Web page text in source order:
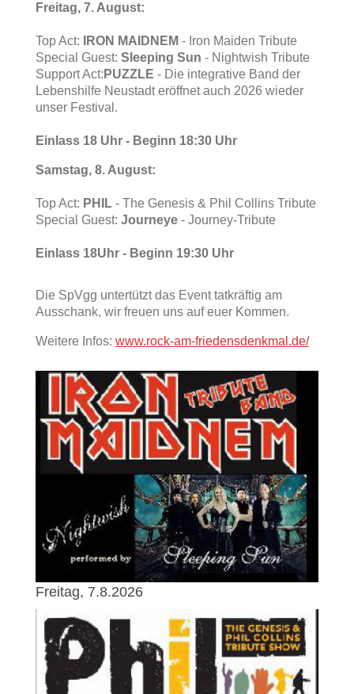
Freitag, 7. August:
Top Act: IRON MAIDNEM - Iron Maiden Tribute
Special Guest: Sleeping Sun - Nightwish Tribute
Support Act: PUZZLE - Die integrative Band der
Lebenshilfe Neustadt eröffnet auch 2026 wieder
unser Festival.
Einlass 18 Uhr - Beginn 18:30 Uhr
Samstag, 8. August:
Top Act: PHIL - The Genesis & Phil Collins Tribute
Special Guest: Journeye - Journey-Tribute
Einlass 18Uhr - Beginn 19:30 Uhr
Die SpVgg untertützt das Event tatkräftig am
Ausschank, wir freuen uns auf euer Kommen.
Weitere Infos: www.rock-am-friedensdenkmal.de/
Freitag, 7.8.2026